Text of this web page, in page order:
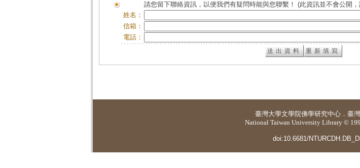
請您留下聯絡資訊，以便我們有疑問時能與您聯繫！ (此資訊並不會公開
姓名：
信箱：
電話：
臺灣大學文學院佛學研究中心 ． 臺
National Taiwan University Library ©
doi:10.6681/